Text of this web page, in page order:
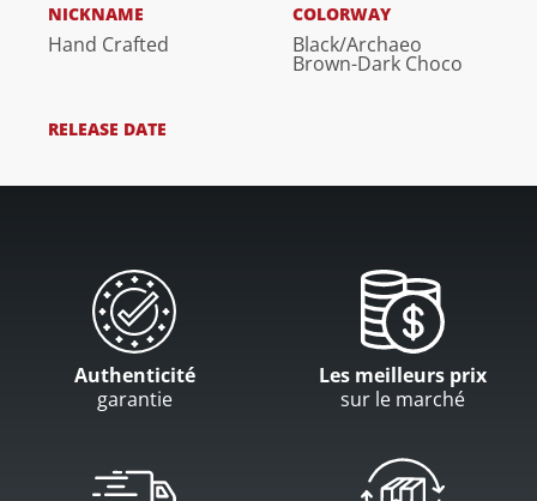
NICKNAME
Hand Crafted
COLORWAY
Black/Archaeo
Brown-Dark Choco
RELEASE DATE
Authenticité
garantie
Les meilleurs prix
sur le marché